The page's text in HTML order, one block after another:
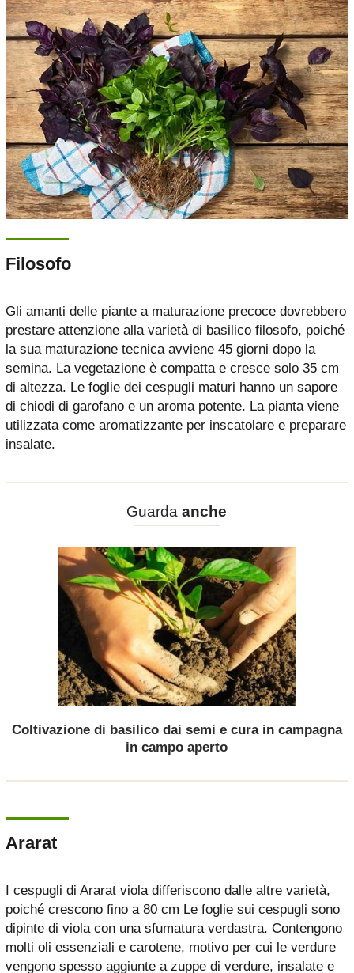
Filosofo
Gli amanti delle piante a maturazione precoce dovrebbero
prestare attenzione alla varietà di basilico filosofo, poiché
la sua maturazione tecnica avviene 45 giorni dopo la
semina. La vegetazione è compatta e cresce solo 35 cm
di altezza. Le foglie dei cespugli maturi hanno un sapore
di chiodi di garofano e un aroma potente. La pianta viene
utilizzata come aromatizzante per inscatolare e preparare
insalate.
Guardaanche
Coltivazione di basilico dai semi e cura in campagna
in campo aperto
Ararat
I cespugli di Ararat viola differiscono dalle altre varietà,
poiché crescono fino a 80 cm Le foglie sui cespugli sono
dipinte di viola con una sfumatura verdastra. Contengono
molti oli essenziali e carotene, motivo per cui le verdure
vengono spesso aggiunte a zuppe di verdure, insalate e